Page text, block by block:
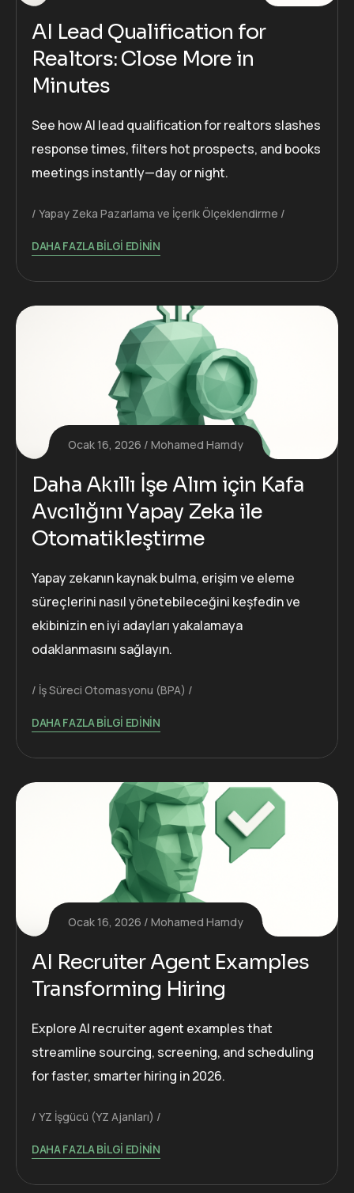
AI Lead Qualification for
Realtors: Close More in
Minutes
See how AI lead qualification for realtors slashes
response times, filters hot prospects, and books
meetings instantly—day or night.
Yapay Zeka Pazarlama ve İçerik Ölçeklendirme
DAHA FAZLA BILGI EDININ
Ocak 16, 2026 Mohamed Hamdy
Daha Akıllı İşe Alım için Kafa
Avcılığını Yapay Zeka ile
Otomatikleştirme
Yapay zekanın kaynak bulma, erişim ve eleme
süreçlerini nasıl yönetebileceğini keşfedin ve
ekibinizin en iyi adayları yakalamaya
odaklanmasını sağlayın.
İş Süreci Otomasyonu (BPA)
DAHA FAZLA BILGI EDININ
Ocak 16, 2026 Mohamed Hamdy
AI Recruiter Agent Examples
Transforming Hiring
Explore AI recruiter agent examples that
streamline sourcing, screening, and scheduling
for faster, smarter hiring in 2026.
YZ İşgücü (YZ Ajanları)
DAHA FAZLA BILGI EDININ